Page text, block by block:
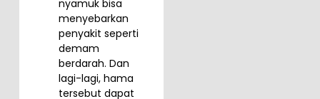
nyamuk bisa
menyebarkan
penyakit seperti
demam
berdarah. Dan
lagi-lagi, hama
tersebut dapat